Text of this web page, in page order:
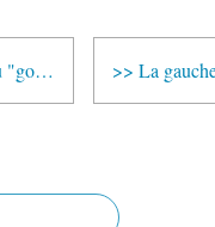
>> Mali : formation du nouveau "gouvernement d'union"